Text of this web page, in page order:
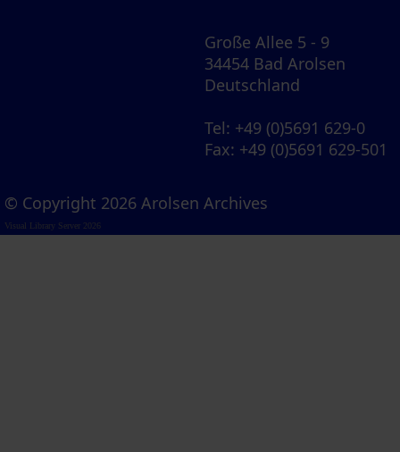
Große Allee 5 - 9
34454 Bad Arolsen
Deutschland
Tel: +49 (0)5691 629-0
Fax: +49 (0)5691 629-501
© Copyright 2026 Arolsen Archives
Visual Library Server 2026